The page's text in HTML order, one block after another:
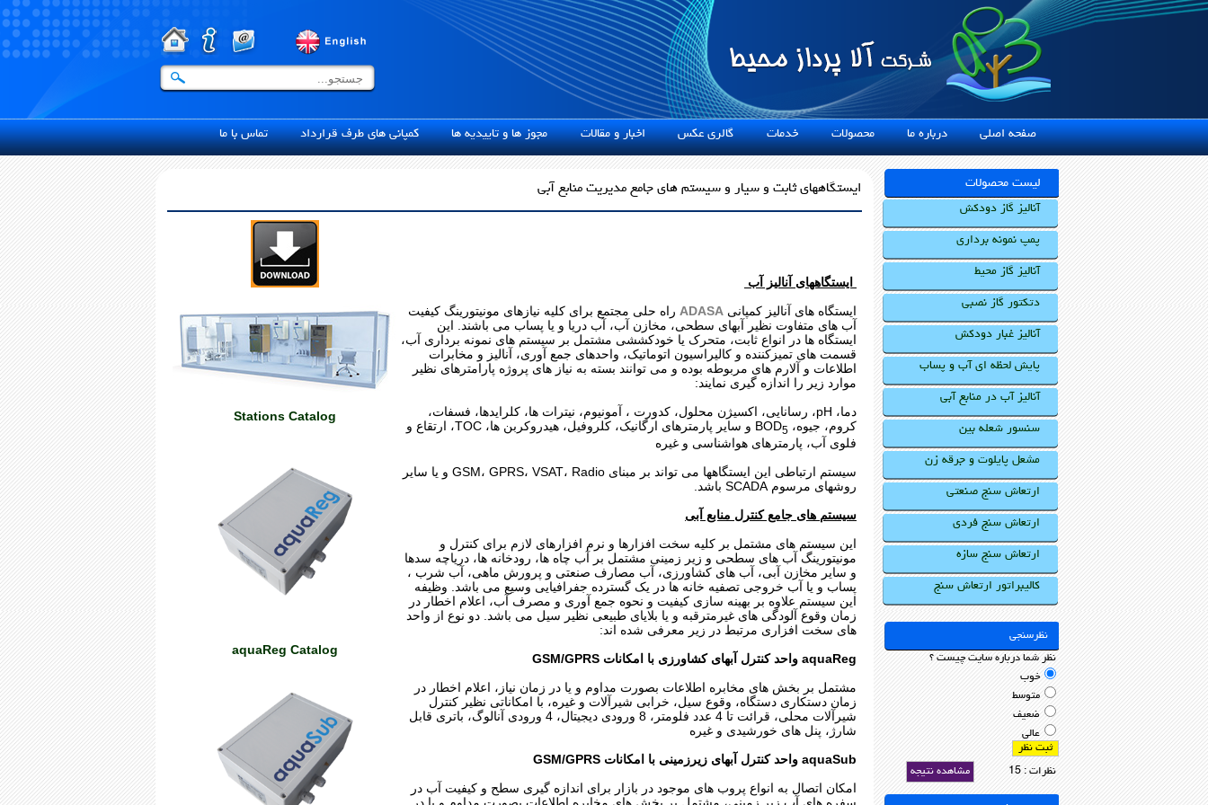
صفحه اصلیدرباره مامحصولاتخدماتگالری عکساخبار و مقالاتمجوز ها و تاییدیه هاکمپانی های طرف قراردادتماس با ما
ایستگاههای ثابت و سیار و سیستم های جامع مدیریت منابع آبی
ایستگاههای آنالیز آب
ایستگاه های آنالیز کمپانی ADASA راه حلی مجتمع برای کلیه نیازهای مونیتورینگ کیفیت
آب های متفاوت نظیر آبهای سطحی، مخازن آب، آب دریا و یا پساب می باشند. این
ایستگاه ها در انواع ثابت، متحرک یا خودکششی مشتمل بر سیستم های نمونه برداری آب،
قسمت های تمیزکننده و کالیراسیون اتوماتیک، واحدهای جمع آوری، آنالیز و مخابرات
اطلاعات و آلارم های مربوطه بوده و می توانند بسته به نیاز های پروژه پارامترهای نظیر
موارد زیر را اندازه گیری نمایند:
دما، pH، رسانایی، اکسیژن محلول، کدورت ، آمونیوم، نیترات ها، کلرایدها، فسفات،
کروم، جیوه، BOD 5
و سایر پارمترهای ارگانیک، کلروفیل، هیدروکربن ها، TOC، ارتقاع و
فلوی آب، پارمترهای هواشناسی و غیره
سیستم ارتباطی این ایستگاهها می تواند بر مبنای GSM، GPRS، VSAT، Radio و یا سایر
روشهای مرسوم SCADA باشد.
سیستم های جامع کنترل منابع آبی
این سیستم های مشتمل بر کلیه سخت افزارها و نرم افزارهای لازم برای کنترل و
مونیتورینگ آب های سطحی و زیر زمینی مشتمل بر آب چاه ها، رودخانه ها، دریاچه سدها
و سایر مخازن آبی، آب های کشاورزی، آب مصارف صنعتی و پرورش ماهی، آب شرب ،
پساب و یا آب خروجی تصفیه خانه ها در یک گسترده جفرافیایی وسیع می باشد. وظیفه
این سیستم علاوه بر بهینه سازی کیفیت و نحوه جمع آوری و مصرف آب، اعلام اخطار در
زمان وقوع آلودگی های غیرمترقبه و یا بلایای طبیعی نظیر سیل می باشد. دو نوع از واحد
های سخت افزاری مرتبط در زیر معرفی شده اند:
aquaReg واحد کنترل آبهای کشاورزی با امکانات GSM/GPRS
مشتمل بر بخش های مخابره اطلاعات بصورت مداوم و یا در زمان نیاز، اعلام اخطار در
زمان دستکاری دستگاه، وقوع سیل، خرابی شیرآلات و غیره، با امکاناتی نظیر کنترل
شیرآلات محلی، قرائت تا 4 عدد فلومتر، 8 ورودی دیجیتال، 4 ورودی آنالوگ، باتری قابل
شارژ، پنل های خورشیدی و غیره
aquaSub واحد کنترل آبهای زیرزمینی با امکانات GSM/GPRS
امکان اتصال به انواع پروب های موجود در بازار برای اندازه گیری سطح و کیفیت آب در
سفره های آب زیر زمینی، مشتمل بر بخش های مخابره اطلاعات بصورت مداوم و یا در
Stations Catalog
aquaReg Catalog
لیست محصولات
آنالیز گاز دودکش
پمپ نمونه برداری
آنالیز گاز محیط
دتکتور گاز نصبی
آنالیز غبار دودکش
پایش لحظه ای آب و پساب
آنالیز آب در منابع آبی
سنسور شعله بین
مشعل پایلوت و جرقه زن
ارتعاش سنج صنعتی
ارتعاش سنج فردی
ارتعاش سنج سازه
کالیبراتور ارتعاش سنج
نظرسنجی
نظر شما درباره سایت چیست ؟
خوب
متوسط
ضعیف
عالی
نظرات : 15 مشاهده نتیجه